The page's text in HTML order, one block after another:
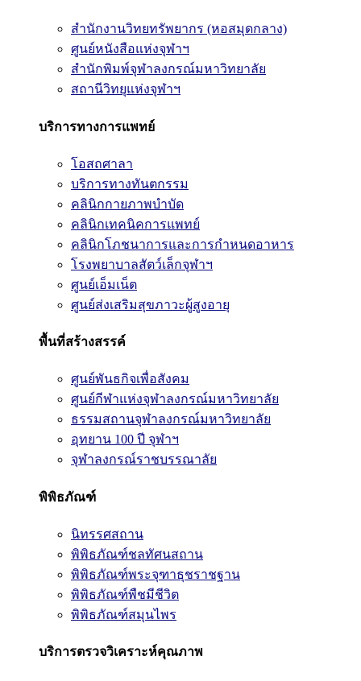
สำนักงานวิทยทรัพยากร (หอสมุดกลาง)
ศูนย์หนังสือแห่งจุฬาฯ
สำนักพิมพ์จุฬาลงกรณ์มหาวิทยาลัย
สถานีวิทยุแห่งจุฬาฯ
บริการทางการแพทย์
โอสถศาลา
บริการทางทันตกรรม
คลินิกกายภาพบำบัด
คลินิกเทคนิคการแพทย์
คลินิกโภชนาการและการกำหนดอาหาร
โรงพยาบาลสัตว์เล็กจุฬาฯ
ศูนย์เอ็มเน็ต
ศูนย์ส่งเสริมสุขภาวะผู้สูงอายุ
พื้นที่สร้างสรรค์
ศูนย์พันธกิจเพื่อสังคม
ศูนย์กีฬาแห่งจุฬาลงกรณ์มหาวิทยาลัย
ธรรมสถานจุฬาลงกรณ์มหาวิทยาลัย
อุทยาน 100 ปี จุฬาฯ
จุฬาลงกรณ์ราชบรรณาลัย
พิพิธภัณฑ์
นิทรรศสถาน
พิพิธภัณฑ์ชลทัศนสถาน
พิพิธภัณฑ์พระจุฑาธุชราชฐาน
พิพิธภัณฑ์พืชมีชีวิต
พิพิธภัณฑ์สมุนไพร
บริการตรวจวิเคราะห์คุณภาพ